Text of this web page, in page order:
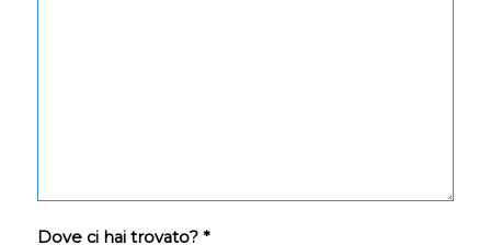
Dove ci hai trovato? *